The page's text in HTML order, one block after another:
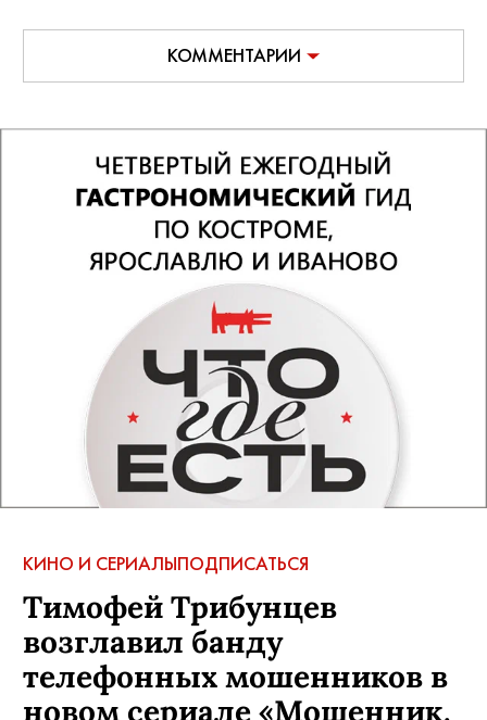
sobaka,3 мая, 2017
МАТЕРИАЛ ИЗ НОМЕРА: Май
Алиса Фрейндлих,Валерий Тодоровский
КОММЕНТАРИИ